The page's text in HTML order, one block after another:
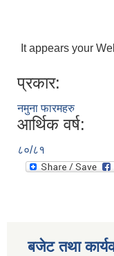
It appears your
प्रकार:
नमुना फारमहरु
आर्थिक वर्ष:
८०/८१
बजेट तथा